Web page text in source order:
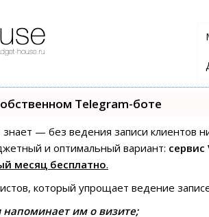
Telegram-боте
знает — без ведения записи клиентов
и оптимальный вариант: сервис
месяц бесплатно.
который упрощает ведение
напоминает им о визите;